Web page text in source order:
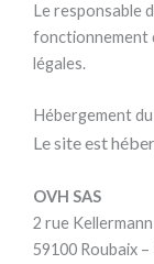
Le responsable
fonctionnement
légales.
Hébergement
Le site est
OVH SAS
2 rue Kellermann
59100 Roubaix